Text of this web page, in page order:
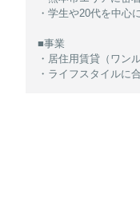
・学生や20代を中心
■事業
・居住用賃貸（ワン
・ライフスタイルに